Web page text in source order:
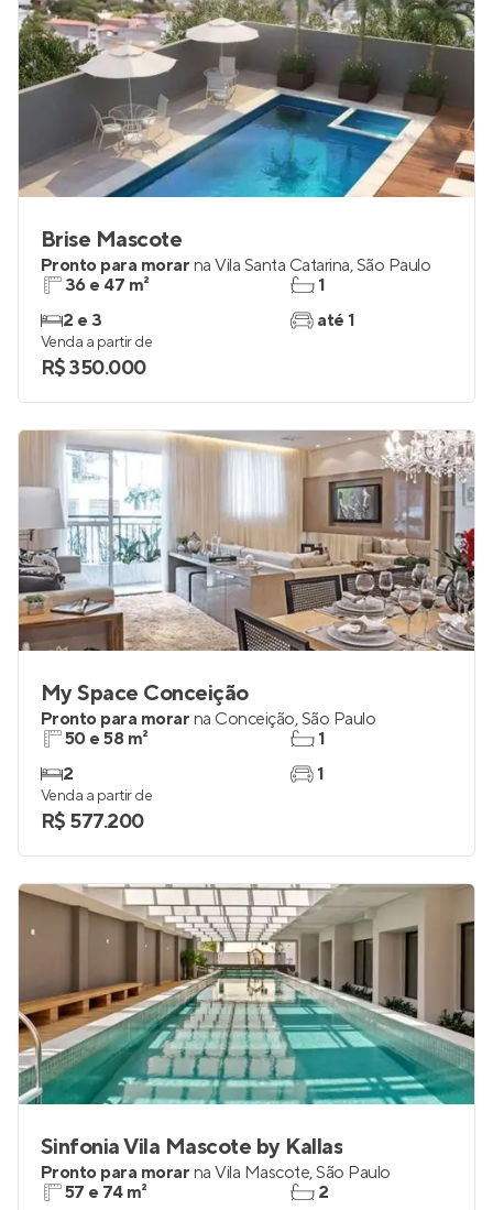
Brise Mascote
Pronto para morar na Vila Santa Catarina,São Paulo
36 e 47 m²
2 e 3
1
até 1
Venda a partir de
R$ 350.000
My Space Conceição
Pronto para morar na Conceição,São Paulo
50 e 58 m²
2
1
1
Venda a partir de
R$ 577.200
Sinfonia Vila Mascote by Kallas
Pronto para morar na Vila Mascote,São Paulo
57 e 74 m²
2